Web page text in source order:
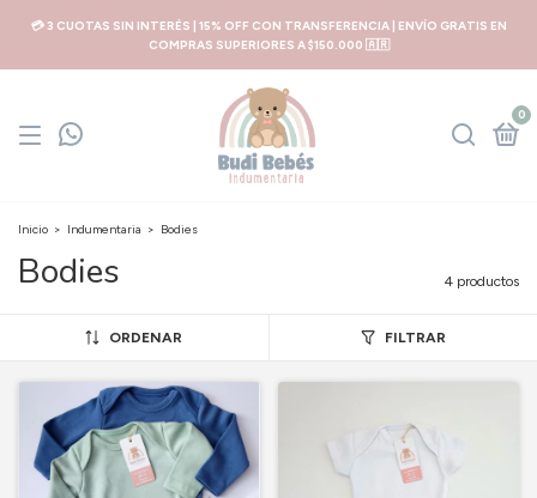
💳 3 CUOTAS SIN INTERÉS | 15% OFF CON TRANSFERENCIA | ENVÍO GRATIS EN
COMPRAS SUPERIORES A $150.000 🇦🇷
0
Inicio > Indumentaria > Bodies
Bodies 4 productos
ORDENAR FILTRAR